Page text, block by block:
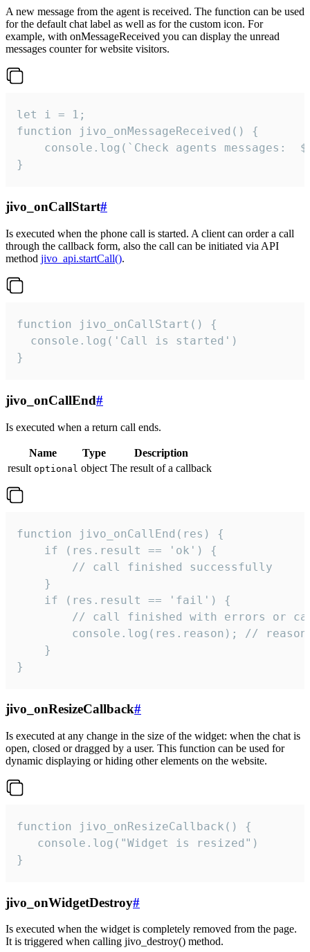
A new message from the agent is received. The function can be used
for the default chat label as well as for the custom icon. For
example, with onMessageReceived you can display the unread
messages counter for website visitors.
let i = 1;
function jivo_onMessageReceived() {
}
jivo_onCallStart#
Is executed when the phone call is started. A client can order a call
through the callback form, also the call can be initiated via API
method jivo_api.startCall().
function jivo_onCallStart() {
  console.log('Call is started')
}
jivo_onCallEnd#
Is executed when a return call ends.
Name Type
Description
result optional object The result of a callback
function jivo_onCallEnd(res) {
    if (res.result == 'ok') {
        // call finished successfully
    }
    if (res.result == 'fail') {
// call finished with errors or
console.log(res.reason); //
    }
}
jivo_onResizeCallback#
Is executed at any change in the size of the widget: when the chat is
open, closed or dragged by a user. This function can be used for
dynamic displaying or hiding other elements on the website.
function jivo_onResizeCallback() {
   console.log("Widget is resized")
}
jivo_onWidgetDestroy#
Is executed when the widget is completely removed from the page.
It is triggered when calling jivo_destroy() method.